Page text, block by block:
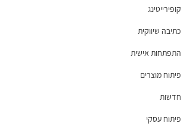
קופירייטינג
כתיבה שיווקית
התפתחות אישית
פיתוח מוצרים
חדשות
פיתוח עסקי